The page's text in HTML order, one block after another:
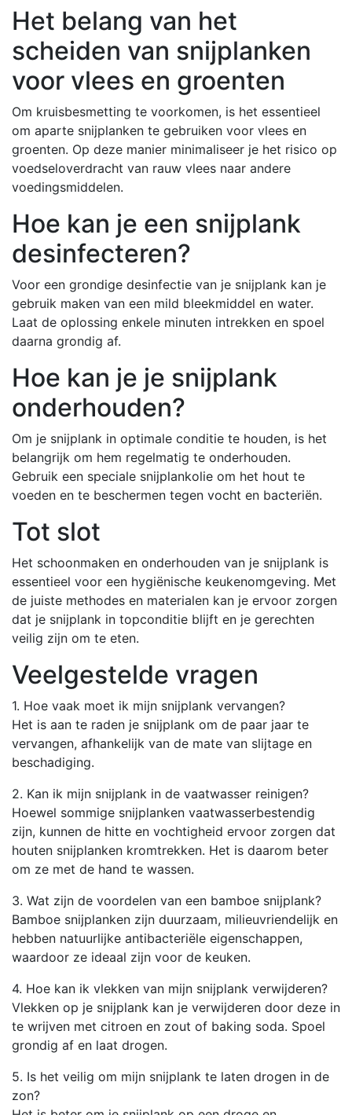
Het belang van het
scheiden van snijplanken
voor vlees en groenten
Om kruisbesmetting te voorkomen, is het essentieel
om aparte snijplanken te gebruiken voor vlees en
groenten. Op deze manier minimaliseer je het risico op
voedseloverdracht van rauw vlees naar andere
voedingsmiddelen.
Hoe kan je een snijplank
desinfecteren?
Voor een grondige desinfectie van je snijplank kan je
gebruik maken van een mild bleekmiddel en water.
Laat de oplossing enkele minuten intrekken en spoel
daarna grondig af.
Hoe kan je je snijplank
onderhouden?
Om je snijplank in optimale conditie te houden, is het
belangrijk om hem regelmatig te onderhouden.
Gebruik een speciale snijplankolie om het hout te
voeden en te beschermen tegen vocht en bacteriën.
Tot slot
Het schoonmaken en onderhouden van je snijplank is
essentieel voor een hygiënische keukenomgeving. Met
de juiste methodes en materialen kan je ervoor zorgen
dat je snijplank in topconditie blijft en je gerechten
veilig zijn om te eten.
Veelgestelde vragen
1. Hoe vaak moet ik mijn snijplank vervangen?
Het is aan te raden je snijplank om de paar jaar te
vervangen, afhankelijk van de mate van slijtage en
beschadiging.
2. Kan ik mijn snijplank in de vaatwasser reinigen?
Hoewel sommige snijplanken vaatwasserbestendig
zijn, kunnen de hitte en vochtigheid ervoor zorgen dat
houten snijplanken kromtrekken. Het is daarom beter
om ze met de hand te wassen.
3. Wat zijn de voordelen van een bamboe snijplank?
Bamboe snijplanken zijn duurzaam, milieuvriendelijk en
hebben natuurlijke antibacteriële eigenschappen,
waardoor ze ideaal zijn voor de keuken.
4. Hoe kan ik vlekken van mijn snijplank verwijderen?
Vlekken op je snijplank kan je verwijderen door deze in
te wrijven met citroen en zout of baking soda. Spoel
grondig af en laat drogen.
5. Is het veilig om mijn snijplank te laten drogen in de
zon?